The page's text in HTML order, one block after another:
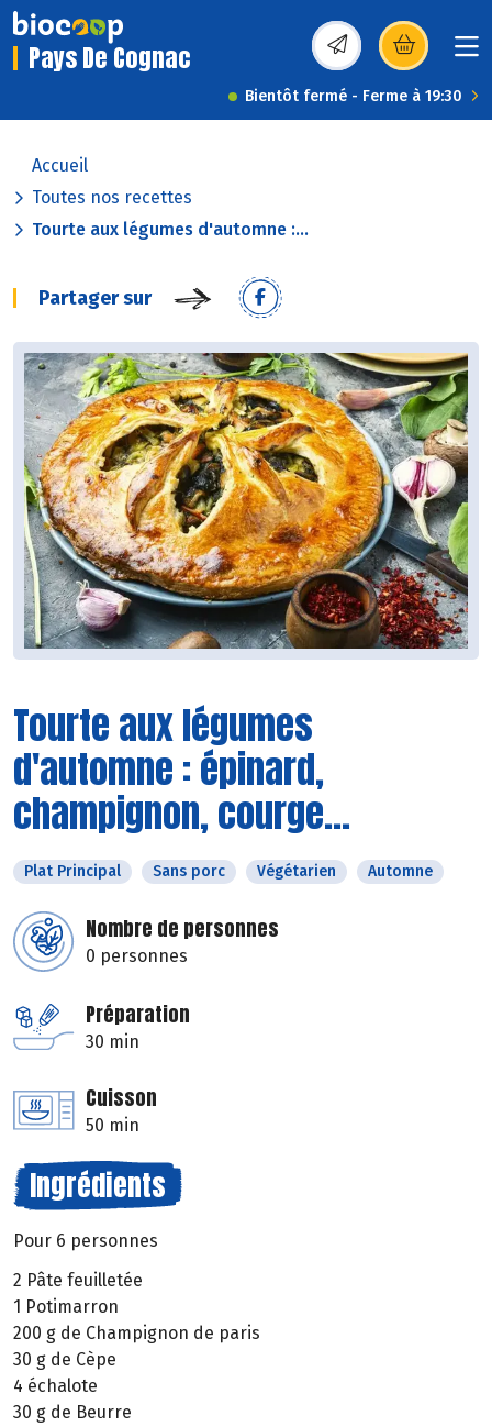
Pays De Cognac (s’ouvre dans une
Bientôt fermé - Ferme à 19:30
Accueil
Toutes nos recettes
Tourte aux légumes d'automne :...
Partager sur
Tourte aux légumes
d'automne : épinard,
champignon, courge...
Plat Principal Sans porc Végétarien Automne
Nombre de personnes
0 personnes
Préparation
30 min
Cuisson
50 min
Ingrédients
Pour 6 personnes
2 Pâte feuilletée
1 Potimarron
200 g de Champignon de paris
30 g de Cèpe
4 échalote
30 g de Beurre